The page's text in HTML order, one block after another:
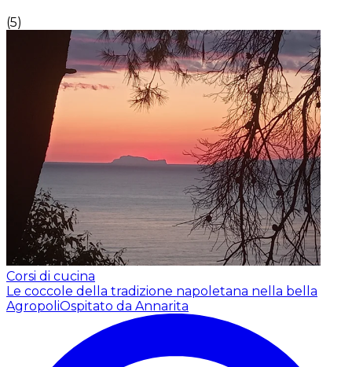
(5)
Corsi di cucina
Le coccole della tradizione napoletana nella bella
AgropoliOspitato da Annarita